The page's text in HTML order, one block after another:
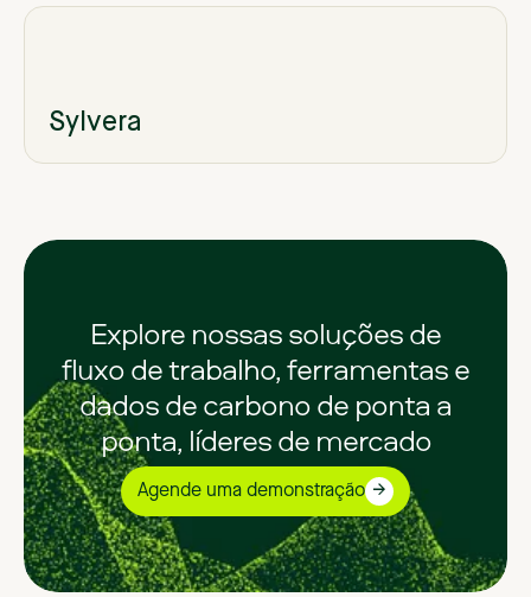
Sylvera
Explore nossas soluções de
fluxo de trabalho, ferramentas e
dados de carbono de ponta a
ponta, líderes de mercado
Agende uma demonstração